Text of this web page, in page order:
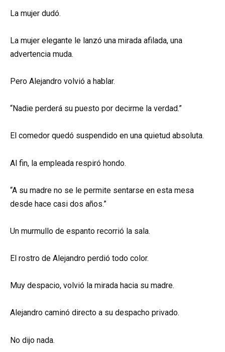
La mujer dudó.
La mujer elegante le lanzó una mirada afilada, una
advertencia muda.
Pero Alejandro volvió a hablar.
“Nadie perderá su puesto por decirme la verdad.”
El comedor quedó suspendido en una quietud absoluta.
Al fin, la empleada respiró hondo.
“A su madre no se le permite sentarse en esta mesa
desde hace casi dos años.”
Un murmullo de espanto recorrió la sala.
El rostro de Alejandro perdió todo color.
Muy despacio, volvió la mirada hacia su madre.
Alejandro caminó directo a su despacho privado.
No dijo nada.